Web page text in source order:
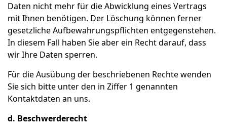
Daten nicht mehr für die Abwicklung eines Vertrags
mit Ihnen benötigen. Der Löschung können ferner
gesetzliche Aufbewahrungspflichten entgegenstehen.
In diesem Fall haben Sie aber ein Recht darauf, dass
wir Ihre Daten sperren.
Für die Ausübung der beschriebenen Rechte wenden
Sie sich bitte unter den in Ziffer 1 genannten
Kontaktdaten an uns.
d. Beschwerderecht